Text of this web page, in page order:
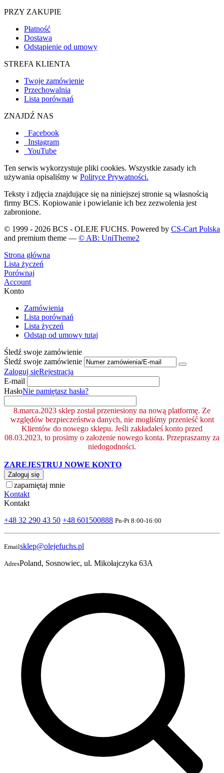
PRZY ZAKUPIE
Płatność
Dostawa
Odstąpienie od umowy
STREFA KLIENTA
Twoje zamówienie
Przechowalnia
Lista porównań
ZNAJDŹ NAS
Facebook
Instagram
YouTube
Ten serwis wykorzystuje pliki cookies. Wszystkie zasady ich
używania opisaliśmy w Polityce Prywatności.
Teksty i zdjęcia znajdujące się na niniejszej stronie są własnością
firmy BCS. Kopiowanie i powielanie ich bez zezwolenia jest
zabronione.
© 1999 - 2026 BCS - OLEJE FUCHS. Powered by CS-Cart Polska
and premium theme — © AB: UniTheme2
Strona główna
Lista życzeń
Porównaj
Account
Konto
Zamówienia
Lista porównań
Lista życzeń
Odstąp od umowy tutaj
Śledź swoje zamówienie
Śledź swoje zamówienie
Zaloguj sięRejestracja
E-mail
HasłoNie pamiętasz hasła?
8.marca.2023 sklep został przeniesiony na nową platformę. Ze
względów bezpieczeństwa danych, nie mogliśmy przenieść kont
Klientów do nowego sklepu. Jeśli zakładałeś konto przed
08.03.2023, to prosimy o założenie nowego konta. Przepraszamy za
niedogodności.
ZAREJESTRUJ NOWE KONTO
Zaloguj się
zapamiętaj mnie
Kontakt
Kontakt
+48 32 290 43 50 +48 601500888 Pn-Pt 8:00-16:00
Emailsklep@olejefuchs.pl
AdresPoland, Sosnowiec, ul. Mikołajczyka 63A